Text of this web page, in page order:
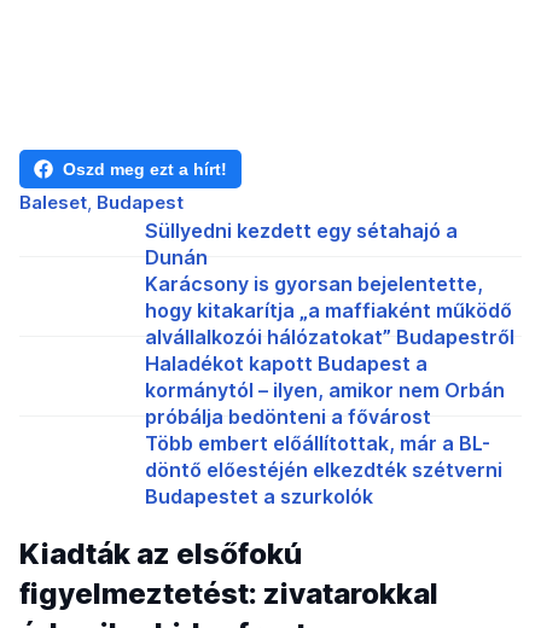
Oszd meg ezt a hírt!
Baleset Budapest
Süllyedni kezdett egy sétahajó a
Dunán
Karácsony is gyorsan bejelentette,
hogy kitakarítja „a maffiaként működő
alvállalkozói hálózatokat” Budapestről
Haladékot kapott Budapest a
kormánytól – ilyen, amikor nem Orbán
próbálja bedönteni a fővárost
Több embert előállítottak, már a BL-
döntő előestéjén elkezdték szétverni
Budapestet a szurkolók
Kiadták az elsőfokú
figyelmeztetést: zivatarokkal